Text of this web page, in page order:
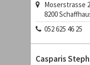
Moserstrasse
8200
052 625 46 25
Casparis